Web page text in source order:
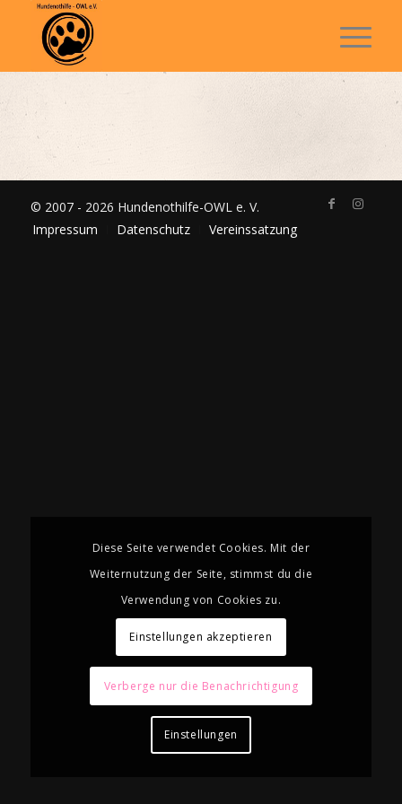
© 2007 - 2026 Hundenothilfe-OWL e. V.
Impressum
Datenschutz Vereinssatzung
Diese Seite verwendet Cookies. Mit der
Weiternutzung der Seite, stimmst du die
Verwendung von Cookies zu.
Einstellungen akzeptieren
Verberge nur die Benachrichtigung
Einstellungen